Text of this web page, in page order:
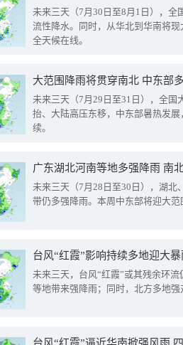
未来三天（7月30日至8月1日），全
流性降水。同时，从华北到华南将
全天候在线。
大范围降雨将贯穿南北 中东部
未来三天（7月29日至31日），全国
抬、大陆高压东移，中东部暑热发
续。
广东湖北河南等地多强降雨 南
未来三天（7月28日至30日），湖北
带仍多强降雨。本周中东部将迎大范
台风“红霞”影响持续多地迎大
未来三天，台风“红霞”或其残余环
等地带来强降雨；同时，北方多地强